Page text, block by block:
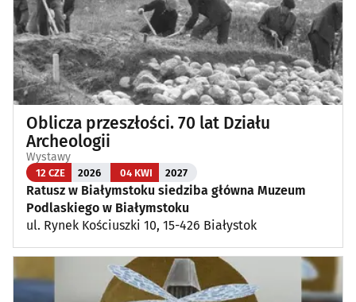
Oblicza przeszłości. 70 lat Działu
Archeologii
Wystawy
12 CZE 2026 04 KWI 2027
Ratusz w Białymstoku siedziba główna Muzeum
Podlaskiego w Białymstoku
ul. Rynek Kościuszki 10, 15-426 Białystok